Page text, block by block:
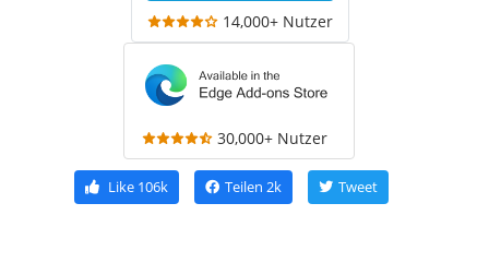
14,000+ Nutzer
30,000+ Nutzer
Like 106k Teilen 2k Tweet